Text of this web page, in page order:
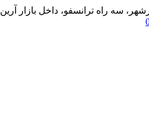
سه راه ترانسفو، داخل بازار آرین